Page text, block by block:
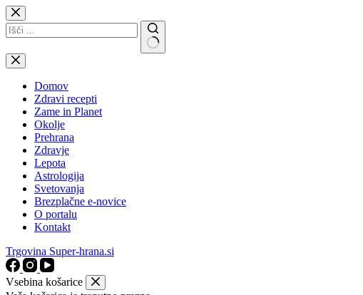
Skip
to
content
No
results
Domov
Zdravi recepti
Zame in Planet
Okolje
Prehrana
Zdravje
Lepota
Astrologija
Svetovanja
Brezplačne e-novice
O portalu
Kontakt
Trgovina Super-hrana.si
Vsebina košarice